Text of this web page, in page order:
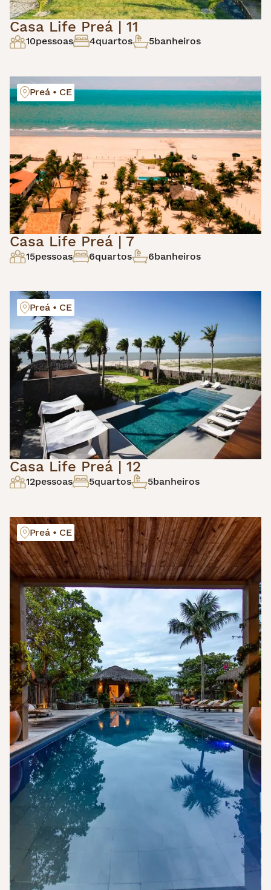
Casa Life Preá | 11
10pessoas 4quartos 5banheiros
Preá • CE
Casa Life Preá | 7
15pessoas 6quartos 6banheiros
Preá • CE
Casa Life Preá | 12
12pessoas 5quartos 5banheiros
Preá • CE